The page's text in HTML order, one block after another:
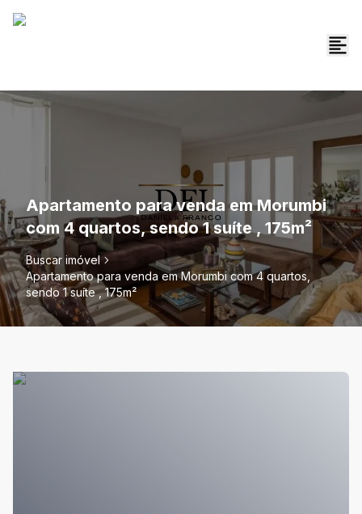
Apartamento para venda em Morumbi
com 4 quartos, sendo 1 suíte , 175m²
Buscar imóvel
Apartamento para venda em Morumbi com 4 quartos,
sendo 1 suíte , 175m²